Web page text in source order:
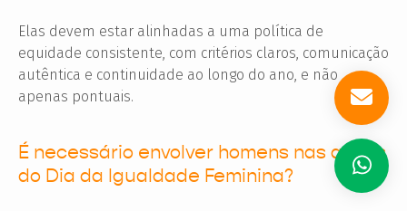
Elas devem estar alinhadas a uma política de
equidade consistente, com critérios claros, comunicação
autêntica e continuidade ao longo do ano, e não
apenas pontuais.
É necessário envolver homens nas ações
do Dia da Igualdade Feminina?